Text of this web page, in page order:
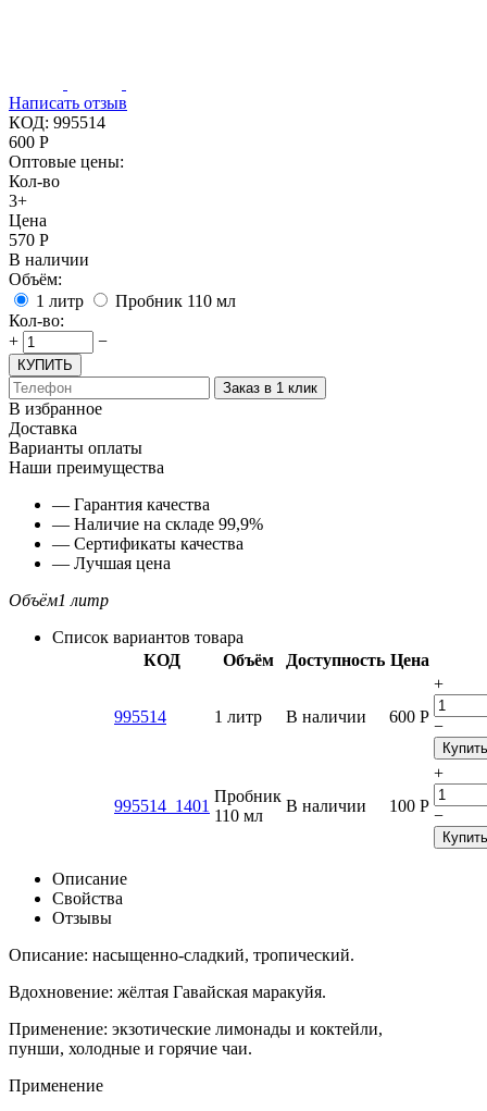
Написать отзыв
КОД: 995514
600 Р
Оптовые цены:
Кол-во
3+
Цена
570 Р
В наличии
Объём:
1 литр
Пробник 110 мл
Кол-во:
+
−
КУПИТЬ
Заказ в 1 клик
В избранное
Доставка
Варианты оплаты
Наши преимущества
— Гарантия качества
— Наличие на складе 99,9%
— Сертификаты качества
— Лучшая цена
Объём1 литр
Список вариантов товара
КОД
Объём Доступность Цена
995514 1 литр В наличии 600 Р
+
−
Купить
995514_1401
Пробник
110 мл
В наличии 100 Р
+
−
Купить
Описание
Свойства
Отзывы
Описание: насыщенно-сладкий, тропический.
Вдохновение: жёлтая Гавайская маракуйя.
Применение: экзотические лимонады и коктейли,
пунши, холодные и горячие чаи.
Применение